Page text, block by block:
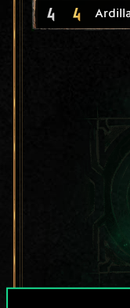
4 4